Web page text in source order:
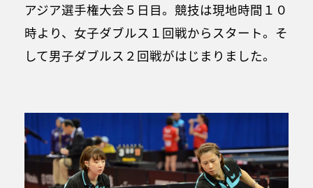
アジア選手権大会５日目。競技は現地時間１０
時より、女子ダブルス１回戦からスタート。そ
して男子ダブルス２回戦がはじまりました。